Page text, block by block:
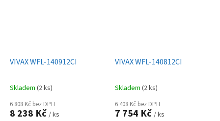
VIVAX WFL-140912CI
Skladem (2 ks)
6 808 Kč bez DPH
8 238 Kč / ks
VIVAX WFL-140812CI
Skladem (2 ks)
6 408 Kč bez DPH
7 754 Kč / ks